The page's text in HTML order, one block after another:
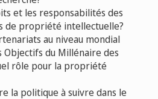
et les responsabilités des
de propriété intellectuelle?
au niveau mondial
du Millénaire des
rôle pour la propriété
la politique à suivre dans le